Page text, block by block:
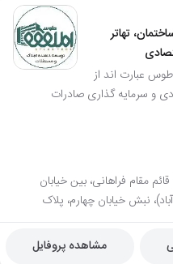
تهاتر
عبارت اند از
و سرمایه گذاری صادرات
قائم مقام فراهانی، بین خیابان
نبش خیابان چهارم، پلاک
مشاهده پروفایل